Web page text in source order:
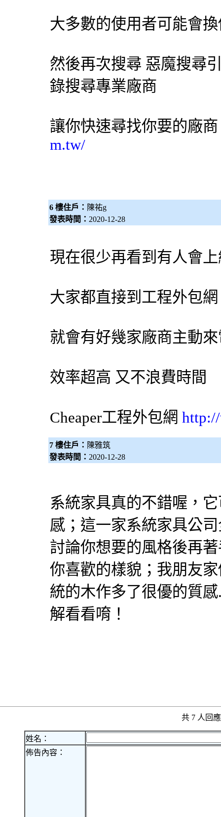
大多數的使用者可能會
然後再次搜尋 惡魔搜尋
錄搜尋專業廠商
讓你快速尋找你要的廠
m.tw/
6 樓住戶： 陳祐g
發表時間： 2020-12-28
現在很少再看到有人會
大家都直接到工程外包網
就會有好幾家廠商主動
效率超高 又不浪費時間
Cheaper工程外包網
7 樓住戶： 陳雅筑
發表時間： 2020-12-28
系統家具真的不錯喔，
感；這一家系統家具公
討論你想要的風格後再
你喜歡的樣貌；我朋友
統的木作多了很優的質
解看看唷！
共 7 人回
姓名：
佈告內容：